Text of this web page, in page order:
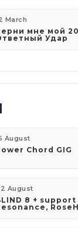
March
мне мой
Удар
August
Chord GIG
August
8 + support